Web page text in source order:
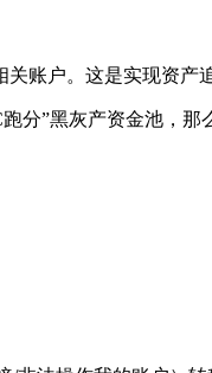
账户。这是实现资产
分”黑灰产资金池，那